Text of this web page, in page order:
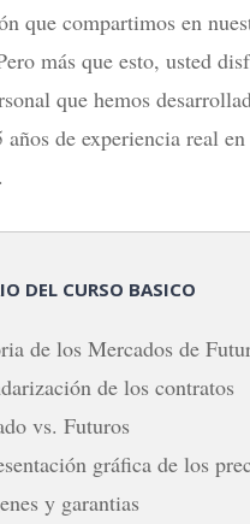
que compartimos en
más que esto, usted
que hemos
años de experiencia real en
DEL CURSO BASICO
de los Mercados de
de los contratos
vs. Futuros
gráfica de los
y garantias